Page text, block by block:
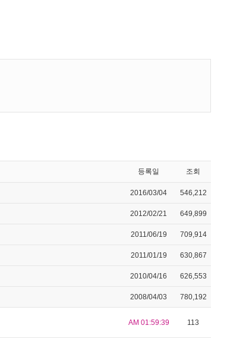
등록일 조회
2016/03/04 546,212
2012/02/21 649,899
2011/06/19 709,914
2011/01/19 630,867
2010/04/16 626,553
2008/04/03 780,192
AM 01:59:39 113